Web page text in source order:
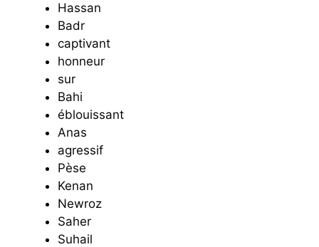
Hassan
Badr
captivant
honneur
sur
Bahi
éblouissant
Anas
agressif
Pèse
Kenan
Newroz
Saher
Suhail